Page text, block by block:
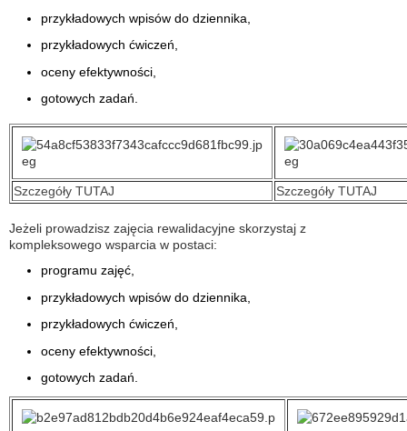
przykładowych wpisów do dziennika,
przykładowych ćwiczeń,
oceny efektywności,
gotowych zadań.
Szczegóły TUTAJ Szczegóły TUTAJ
Jeżeli prowadzisz zajęcia rewalidacyjne skorzystaj z
kompleksowego wsparcia w postaci:
programu zajęć,
przykładowych wpisów do dziennika,
przykładowych ćwiczeń,
oceny efektywności,
gotowych zadań.